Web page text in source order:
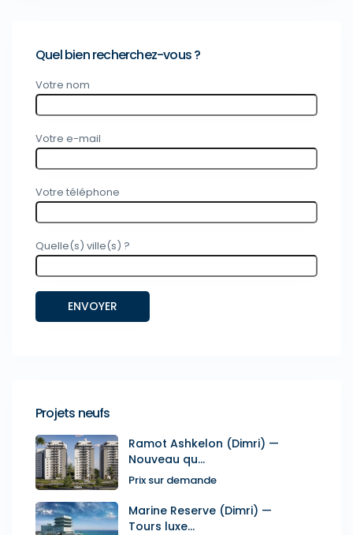
Quel bien recherchez-vous ?
Votre nom
Votre e-mail
Votre téléphone
Quelle(s) ville(s) ?
Projets neufs
Ramot Ashkelon (Dimri) —
Nouveau qu...
Prix sur demande
Marine Reserve (Dimri) —
Tours luxe...